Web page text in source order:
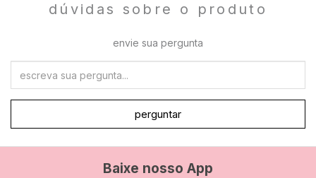
dúvidas sobre o produto
envie sua pergunta
perguntar
Baixe nosso App